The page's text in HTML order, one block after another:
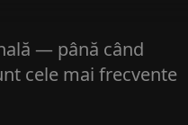
— până când
cele mai frecvente